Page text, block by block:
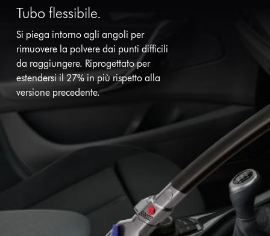
Tubo flessibile.
Si piega intorno agli angoli per
rimuovere la polvere dai punti difficili
da raggiungere. Riprogettato per
estendersi il 27% in più rispetto alla
versione precedente.